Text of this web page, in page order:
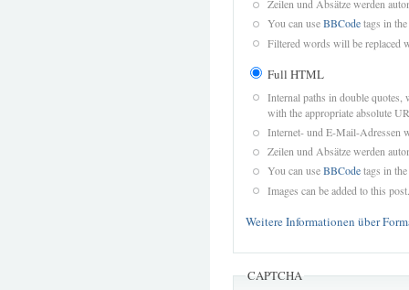
Zeilen und Absätze werden
You can useBBCodetags in
Filtered words will be replaced
Full HTML
Internal paths in double quotes,
with the appropriate absolute
Internet- und E-Mail-Adressen
Zeilen und Absätze werden
You can useBBCodetags in
Images can be added to this post.
Weitere Informationen über
CAPTCHA